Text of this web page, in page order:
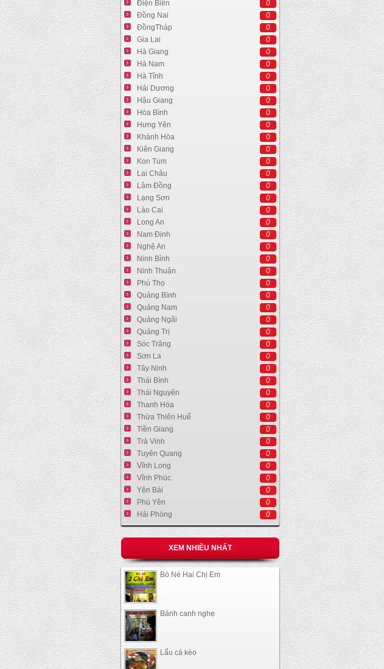
Điện Biên
0
Đồng Nai
0
ĐồngTháp
0
Gia Lai
0
Hà Giang
0
Hà Nam
0
Hà Tĩnh
0
Hải Dương
0
Hậu Giang
0
Hòa Bình
0
Hưng Yên
0
Khánh Hòa
0
Kiên Giang
0
Kon Tum
0
Lai Châu
0
Lâm Đồng
0
Lạng Sơn
0
Lào Cai
0
Long An
0
Nam Định
0
Nghệ An
0
Ninh Bỉnh
0
Ninh Thuận
0
Phú Thọ
0
Quảng Bình
0
Quảng Nam
0
Quảng Ngãi
0
Quảng Trị
0
Sóc Trăng
0
Sơn La
0
Tây Ninh
0
Thái Bình
0
Thái Nguyên
0
Thanh Hóa
0
Thừa Thiên Huế
0
Tiền Giang
0
Trà Vinh
0
Tuyên Quang
0
Vĩnh Long
0
Vĩnh Phúc
0
Yên Bái
0
Phú Yên
0
Hải Phòng
0
XEM NHIỀU NHẤT
Bò Né Hai Chị Em
Bánh canh nghẹ
Lẩu cá kèo